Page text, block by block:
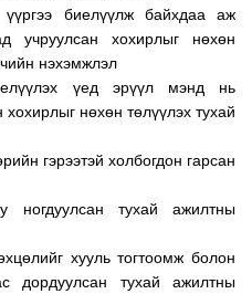
биелүүлж байхдаа аж
учруулсан хохирлыг нөхөн
нэхэмжлэл
үед эрүүл мэнд нь
нөхөн төлүүлэх тухай
гэрээтэй холбогдон гарсан
ногдуулсан тухай ажилтны
хууль тогтоомж болон
дордуулсан тухай ажилтны